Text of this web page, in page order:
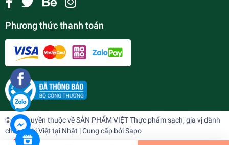
Phương thức thanh toán
© Bản quyền thuộc vềSẢN PHẨM VIỆT Thực phẩm sạch, gia vị dành
cho người Việt tại Nhật | Cung cấp bởiSapo
¥0
undefined